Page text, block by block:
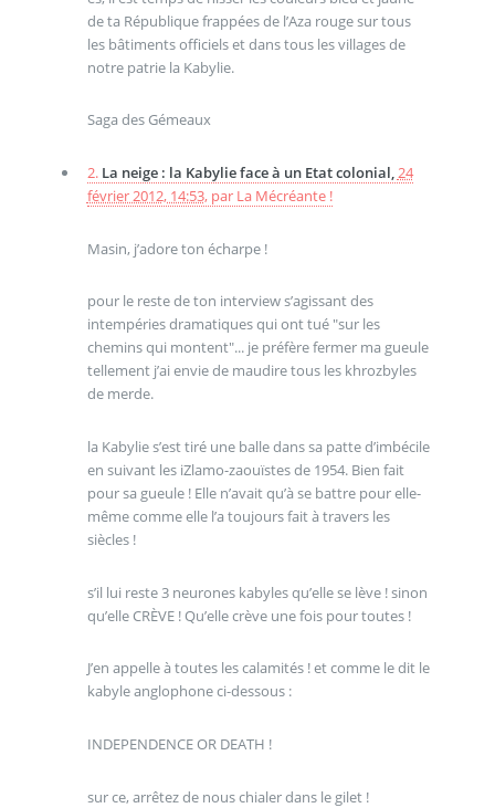
de ta République frappées de l’Aza rouge sur tous
les bâtiments officiels et dans tous les villages de
notre patrie la Kabylie.
Saga des Gémeaux
2. La neige : la Kabylie face à un Etat colonial,24
février 2012, 14:53, par La Mécréante !
Masin, j’adore ton écharpe !
pour le reste de ton interview s’agissant des
intempéries dramatiques qui ont tué "sur les
chemins qui montent"... je préfère fermer ma gueule
tellement j’ai envie de maudire tous les khrozbyles
de merde.
la Kabylie s’est tiré une balle dans sa patte d’imbécile
en suivant les iZlamo-zaouïstes de 1954. Bien fait
pour sa gueule ! Elle n’avait qu’à se battre pour elle-
même comme elle l’a toujours fait à travers les
siècles !
s’il lui reste 3 neurones kabyles qu’elle se lève ! sinon
qu’elle CRÈVE ! Qu’elle crève une fois pour toutes !
J’en appelle à toutes les calamités ! et comme le dit le
kabyle anglophone ci-dessous :
INDEPENDENCE OR DEATH !
sur ce, arrêtez de nous chialer dans le gilet !